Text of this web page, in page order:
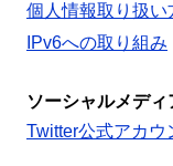
個人情報取り扱い
IPv6への取り組み
ソーシャルメディ
Twitter公式アカウ